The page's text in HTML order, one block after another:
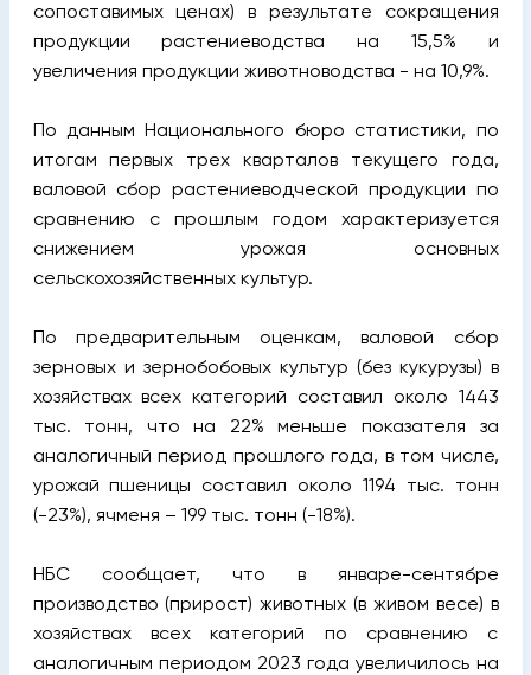
сопоставимых ценах) в результате сокращения
продукции растениеводства на 15,5% и
увеличения продукции животноводства - на 10,9%.
По данным Национального бюро статистики, по
итогам первых трех кварталов текущего года,
валовой сбор растениеводческой продукции по
сравнению с прошлым годом характеризуется
снижением урожая основных
сельскохозяйственных культур.
По предварительным оценкам, валовой сбор
зерновых и зернобобовых культур (без кукурузы) в
хозяйствах всех категорий составил около 1443
тыс. тонн, что на 22% меньше показателя за
аналогичный период прошлого года, в том числе,
урожай пшеницы составил около 1194 тыс. тонн
(-23%), ячменя – 199 тыс. тонн (-18%).
НБС сообщает, что в январе-сентябре
производство (прирост) животных (в живом весе) в
хозяйствах всех категорий по сравнению с
аналогичным периодом 2023 года увеличилось на